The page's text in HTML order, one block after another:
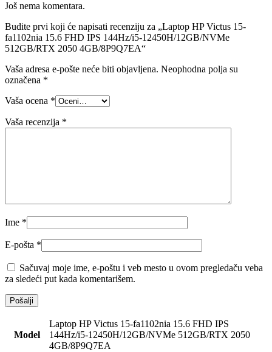
Još nema komentara.
Budite prvi koji će napisati recenziju za „Laptop HP Victus 15-
fa1102nia 15.6 FHD IPS 144Hz/i5-12450H/12GB/NVMe
512GB/RTX 2050 4GB/8P9Q7EA“
Vaša adresa e-pošte neće biti objavljena. Neophodna polja su
označena *
Vaša ocena *
Vaša recenzija *
Ime *
E-pošta *
Sačuvaj moje ime, e-poštu i veb mesto u ovom pregledaču veba
za sledeći put kada komentarišem.
Model
Laptop HP Victus 15-fa1102nia 15.6 FHD IPS
144Hz/i5-12450H/12GB/NVMe 512GB/RTX 2050
4GB/8P9Q7EA